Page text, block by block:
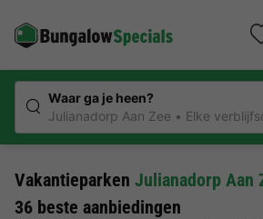
Waar ga je heen?
Julianadorp Aan Zee
Elke
Vakantieparken Julianadorp Aan
36 beste aanbiedingen